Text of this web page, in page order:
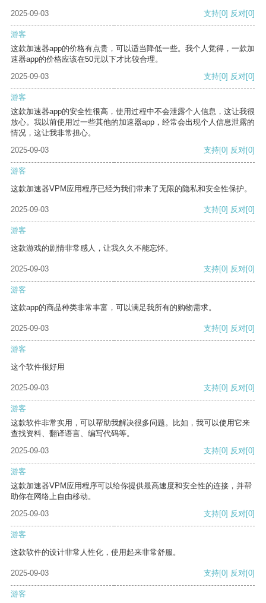
2025-09-03 支持[0] 反对[0]
游客
这款加速器app的价格有点贵，可以适当降低一些。我个人觉得，一款加
速器app的价格应该在50元以下才比较合理。
2025-09-03
支持[0] 反对[0]
游客
这款加速器app的安全性很高，使用过程中不会泄露个人信息，这让我很
放心。我以前使用过一些其他的加速器app，经常会出现个人信息泄露的
情况，这让我非常担心。
2025-09-03
支持[0] 反对[0]
游客
这款加速器VPM应用程序已经为我们带来了无限的隐私和安全性保护。
2025-09-03 支持[0] 反对[0]
游客
这款游戏的剧情非常感人，让我久久不能忘怀。
2025-09-03 支持[0] 反对[0]
游客
这款app的商品种类非常丰富，可以满足我所有的购物需求。
2025-09-03 支持[0] 反对[0]
游客
这个软件很好用
2025-09-03 支持[0] 反对[0]
游客
这款软件非常实用，可以帮助我解决很多问题。比如，我可以使用它来
查找资料、翻译语言、编写代码等。
2025-09-03
支持[0] 反对[0]
游客
这款加速器VPM应用程序可以给你提供最高速度和安全性的连接，并帮
助你在网络上自由移动。
2025-09-03
支持[0] 反对[0]
游客
这款软件的设计非常人性化，使用起来非常舒服。
2025-09-03 支持[0] 反对[0]
游客